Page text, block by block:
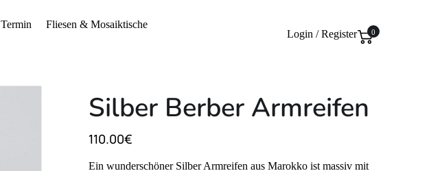
Termin Fliesen & Mosaiktische
Login / Register 0
Silber Berber Armreifen
110.00€
Ein wunderschöner Silber Armreifen aus Marokko ist massiv mit